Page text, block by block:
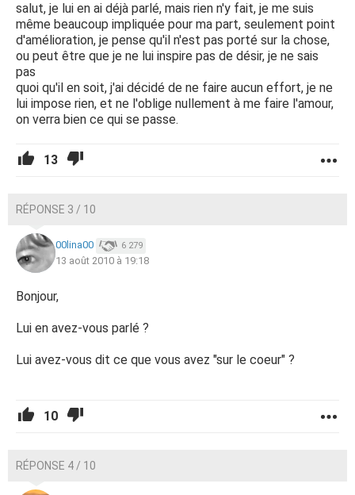
salut, je lui en ai déjà parlé, mais rien n'y fait, je me suis
même beaucoup impliquée pour ma part, seulement point
d'amélioration, je pense qu'il n'est pas porté sur la chose,
ou peut être que je ne lui inspire pas de désir, je ne sais
pas
quoi qu'il en soit, j'ai décidé de ne faire aucun effort, je ne
lui impose rien, et ne l'oblige nullement à me faire l'amour,
on verra bien ce qui se passe.
13
RÉPONSE 3 / 10
00lina00 6 279
13 août 2010 à 19:18
Bonjour,
Lui en avez-vous parlé ?
Lui avez-vous dit ce que vous avez "sur le coeur" ?
10
RÉPONSE 4 / 10